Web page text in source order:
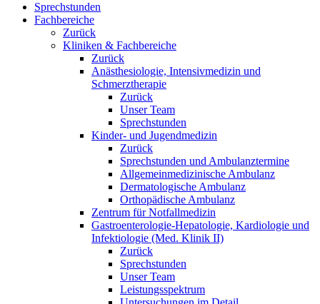
Sprechstunden
Fachbereiche
Zurück
Kliniken & Fachbereiche
Zurück
Anästhesiologie, Intensivmedizin und
Schmerztherapie
Zurück
Unser Team
Sprechstunden
Kinder- und Jugendmedizin
Zurück
Sprechstunden und Ambulanztermine
Allgemeinmedizinische Ambulanz
Dermatologische Ambulanz
Orthopädische Ambulanz
Zentrum für Notfallmedizin
Gastroenterologie-Hepatologie, Kardiologie und
Infektiologie (Med. Klinik II)
Zurück
Sprechstunden
Unser Team
Leistungsspektrum